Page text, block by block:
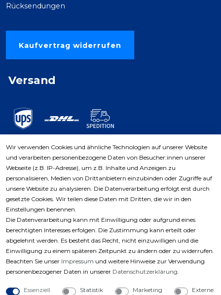
Rücksendungen
Kaufvertrag widerrufen
Versand
Zahlungsarten
Wir verwenden Cookies und ähnliche Technologien auf unserer Website
und verarbeiten personenbezogene Daten von Besucher:innen unserer
Webseite (z.B. IP-Adresse), um z.B. Inhalte und Anzeigen zu
personalisieren, Medien von Drittanbietern einzubinden oder Zugriffe auf
unsere Website zu analysieren. Die Datenverarbeitung erfolgt erst durch
gesetzte Cookies. Wir teilen diese Daten mit Dritten, die wir in den
Einstellungen benennen.
Die Datenverarbeitung kann mit Einwilligung oder aufgrund eines
berechtigten Interesses erfolgen. Die Zustimmung kann erteilt oder
abgelehnt werden. Es besteht das Recht, nicht einzuwilligen und die
Einwilligung zu einem späteren Zeitpunkt zu ändern oder zu widerrufen.
Beachten Sie unser Impressum und weitere Hinweise zur Verwendung
personenbezogener Daten in unserer Daten­schutz­erklärung.
Essenziell Statistik Marketing Externe